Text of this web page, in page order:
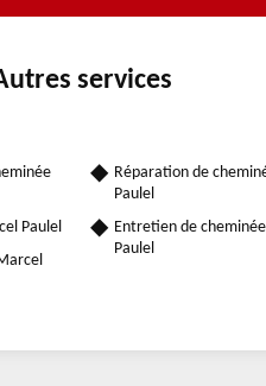
services
Paulel
Réparation de
Paulel
Entretien de
Paulel